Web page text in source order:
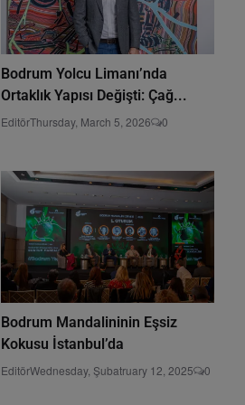
Bodrum Yolcu Limanı’nda
Ortaklık Yapısı Değişti: Çağ...
EditörThursday, March 5, 2026 0
Bodrum Mandalininin Eşsiz
Kokusu İstanbul’da
EditörWednesday, Şubatruary 12, 2025 0